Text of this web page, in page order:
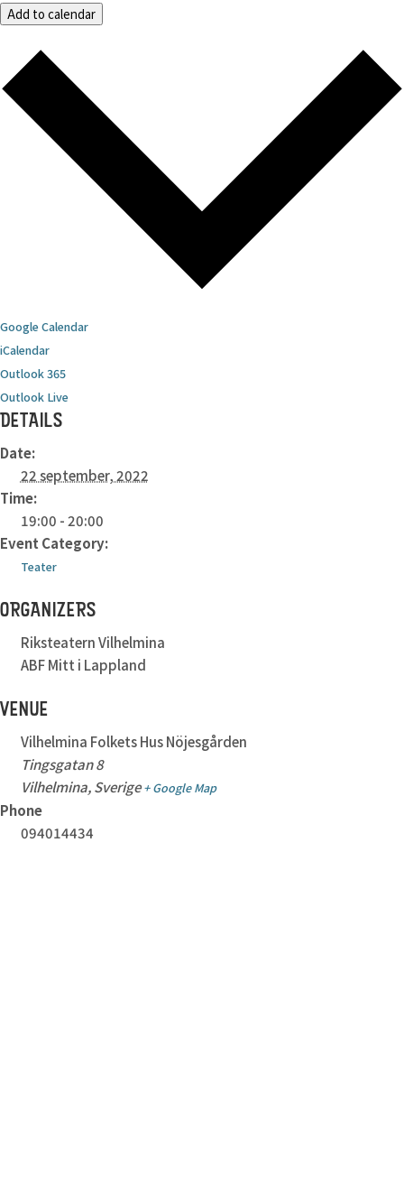
Add to calendar
Google Calendar
iCalendar
Outlook 365
Outlook Live
DETAILS
Date:
22 september, 2022
Time:
19:00 - 20:00
Event Category:
Teater
ORGANIZERS
Riksteatern Vilhelmina
ABF Mitt i Lappland
VENUE
Vilhelmina Folkets Hus Nöjesgården
Tingsgatan 8
Vilhelmina, Sverige + Google Map
Phone
094014434